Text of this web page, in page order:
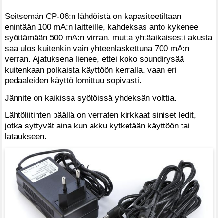
Seitsemän CP-06:n lähdöistä on kapasiteetiltaan
enintään 100 mA:n laitteille, kahdeksas anto kykenee
syöttämään 500 mA:n virran, mutta yhtäaikaisesti akusta
saa ulos kuitenkin vain yhteenlaskettuna 700 mA:n
verran. Ajatuksena lienee, ettei koko soundirysää
kuitenkaan polkaista käyttöön kerralla, vaan eri
pedaaleiden käyttö lomittuu sopivasti.
Jännite on kaikissa syötöissä yhdeksän volttia.
Lähtöliitinten päällä on verraten kirkkaat siniset ledit,
jotka syttyvät aina kun akku kytketään käyttöön tai
lataukseen.